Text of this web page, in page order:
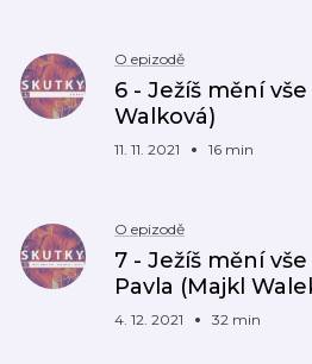
O epizodě
6 - Ježíš mění
Walková)
11. 11. 2021 16 min
O epizodě
7 - Ježíš mění
Pavla (Majkl
4. 12. 2021 32 min